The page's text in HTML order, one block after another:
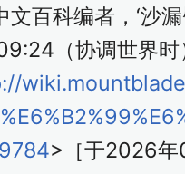
文百科编者，‘沙漏
（协调世界时
>［于2026年